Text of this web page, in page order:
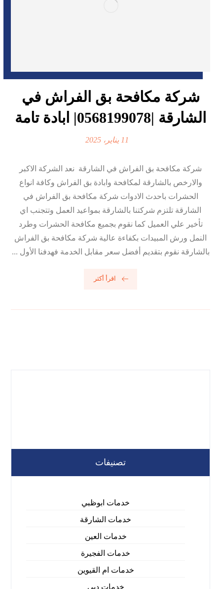
شركة مكافحة بق الفراش في
الشارقة |0568199078| ابادة تامة
11 يناير، 2025
شركة مكافحة بق الفراش في الشارقة نعد الشركة الاكبر
والارخص بالشارقة لمكافحة وابادة بق الفراش وكافة انواع
الحشرات باحدث الادوات شركة مكافحة بق الفراش في
الشارقة تلتزم شركتنا بالشارقة بمواعيد العمل وتتجنب اي
تأخير علي العميل كما نقوم بجميع مكافحة الحشرات وطرد
النمل ورش المبيدات بكفاءة عالية شركة مكافحة بق الفراش
بالشارقة نقوم بتقديم أفضل سعر مقابل الخدمة فهدفنا الأول ...
اقرأ أكثر
تصنيفات
خدمات ابوظبي
خدمات الشارقة
خدمات العين
خدمات الفجيرة
خدمات ام القيوين
خدمات دبي